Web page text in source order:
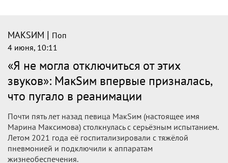
МАКSИМ | Поп
4 июня, 10:11
«Я не могла отключиться от этих
звуков»: МакSим впервые призналась,
что пугало в реанимации
Почти пять лет назад певица МакSим (настоящее имя
Марина Максимова) столкнулась с серьёзным испытанием.
Летом 2021 года её госпитализировали с тяжёлой
пневмонией и подключили к аппаратам
жизнеобеспечения.